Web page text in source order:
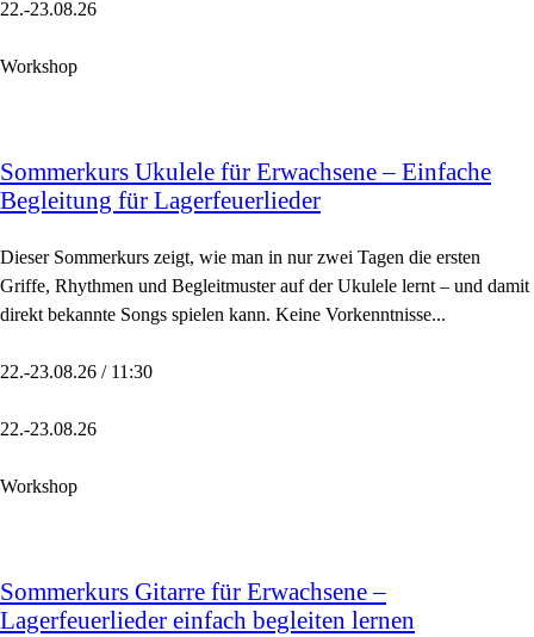
22.-23.08.26
Workshop
Sommerkurs Ukulele für Erwachsene – Einfache
Begleitung für Lagerfeuerlieder
Dieser Sommerkurs zeigt, wie man in nur zwei Tagen die ersten
Griffe, Rhythmen und Begleitmuster auf der Ukulele lernt – und damit
direkt bekannte Songs spielen kann. Keine Vorkenntnisse...
22.-23.08.26 / 11:30
22.-23.08.26
Workshop
Sommerkurs Gitarre für Erwachsene –
Lagerfeuerlieder einfach begleiten lernen